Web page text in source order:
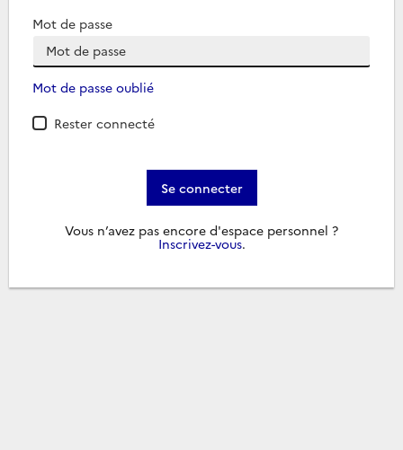
Mot de passe
Mot de passe oublié
Rester connecté
Se connecter
Vous n’avez pas encore d'espace personnel ?
Inscrivez-vous.